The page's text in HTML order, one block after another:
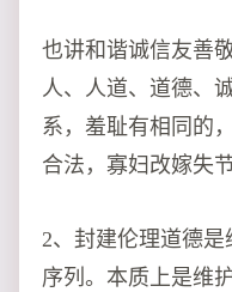
也讲和谐诚信友善
人、人道、道德、
系，羞耻有相同的
合法，寡妇改嫁失
2、封建伦理道德
序列。本质上是维